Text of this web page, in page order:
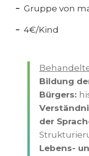
Gruppe von
4€/Kind
Bildung
Bürgers:
der
Lebens-